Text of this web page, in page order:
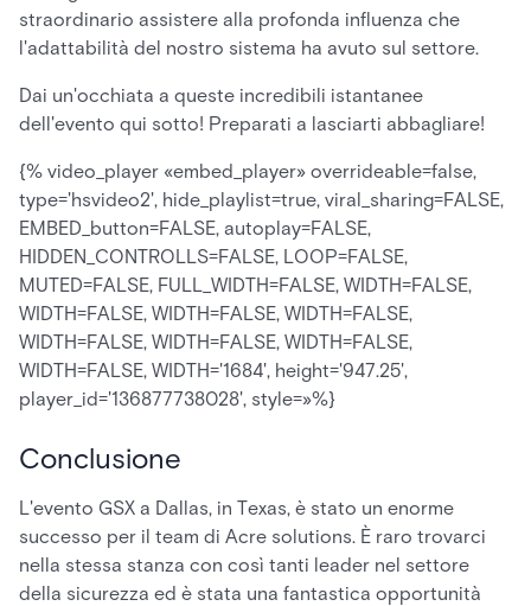
straordinario assistere alla profonda influenza che
l'adattabilità del nostro sistema ha avuto sul settore.
Dai un'occhiata a queste incredibili istantanee
dell'evento qui sotto! Preparati a lasciarti abbagliare!
{% video_player «embed_player» overrideable=false,
type='hsvideo2', hide_playlist=true, viral_sharing=FALSE,
EMBED_button=FALSE, autoplay=FALSE,
HIDDEN_CONTROLLS=FALSE, LOOP=FALSE,
MUTED=FALSE, FULL_WIDTH=FALSE, WIDTH=FALSE,
WIDTH=FALSE, WIDTH=FALSE, WIDTH=FALSE,
WIDTH=FALSE, WIDTH=FALSE, WIDTH=FALSE,
WIDTH=FALSE, WIDTH='1684', height='947.25',
player_id='136877738028', style=»%}
Conclusione
L'evento GSX a Dallas, in Texas, è stato un enorme
successo per il team di Acre solutions. È raro trovarci
nella stessa stanza con così tanti leader nel settore
della sicurezza ed è stata una fantastica opportunità